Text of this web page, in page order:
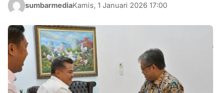
sumbarmediaKamis, 1 Januari 2026 17:00